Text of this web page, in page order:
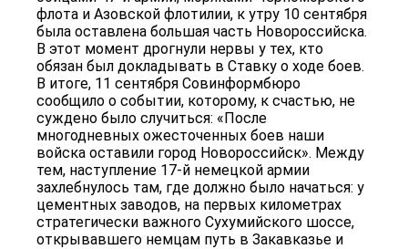
флота и Азовской флотилии, к утру 10 сентября
была оставлена большая часть Новороссийска.
В этот момент дрогнули нервы у тех, кто
обязан был докладывать в Ставку о ходе боев.
В итоге, 11 сентября Совинформбюро
сообщило о событии, которому, к счастью, не
суждено было случиться: «После
многодневных ожесточенных боев наши
войска оставили город Новороссийск». Между
тем, наступление 17-й немецкой армии
захлебнулось там, где должно было начаться: у
цементных заводов, на первых километрах
стратегически важного Сухумийского шоссе,
открывавшего немцам путь в Закавказье и